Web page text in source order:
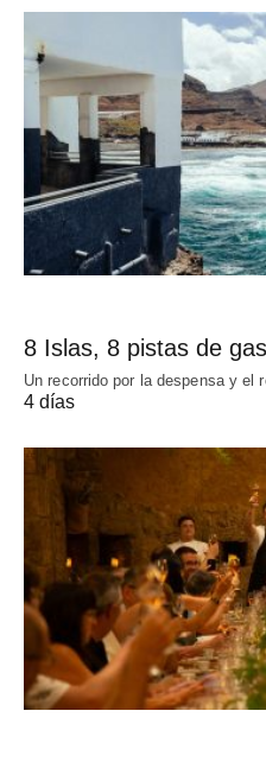
8 Islas, 8 pistas de
Un recorrido por la despensa y el
4 días